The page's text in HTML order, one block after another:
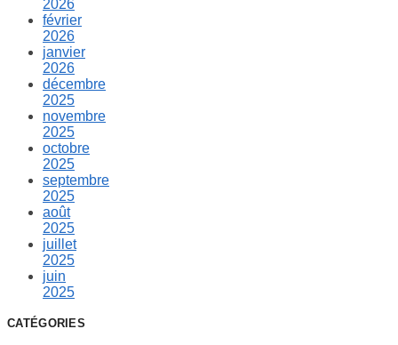
2026
février
2026
janvier
2026
décembre
2025
novembre
2025
octobre
2025
septembre
2025
août
2025
juillet
2025
juin
2025
CATÉGORIES